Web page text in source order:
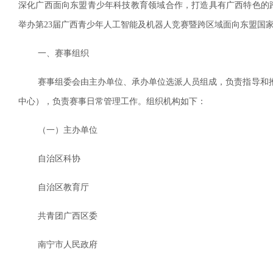
深化广西面向东盟青少年科技教育领域合作，打造具有广西特色
举办第23届广西青少年人工智能及机器人竞赛暨跨区域面向东盟国
一、赛事组织
赛事组委会由主办单位、承办单位选派人员组成，负责指导和
中心），负责赛事日常管理工作。组织机构如下：
（一）主办单位
自治区科协
自治区教育厅
共青团广西区委
南宁市人民政府